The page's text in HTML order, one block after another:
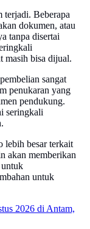
terjadi. Beberapa
dokumen, atau
tanpa disertai
masih bisa dijual.
sangat
penukaran yang
pendukung.
seringkali
lebih besar terkait
akan memberikan
untuk
untuk
2026 di Antam,